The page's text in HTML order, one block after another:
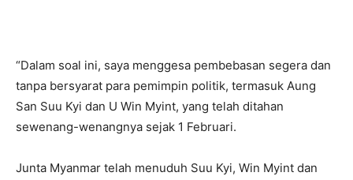
“Dalam soal ini, saya menggesa pembebasan segera dan
tanpa bersyarat para pemimpin politik, termasuk Aung
San Suu Kyi dan U Win Myint, yang telah ditahan
sewenang-wenangnya sejak 1 Februari.
Junta Myanmar telah menuduh Suu Kyi, Win Myint dan